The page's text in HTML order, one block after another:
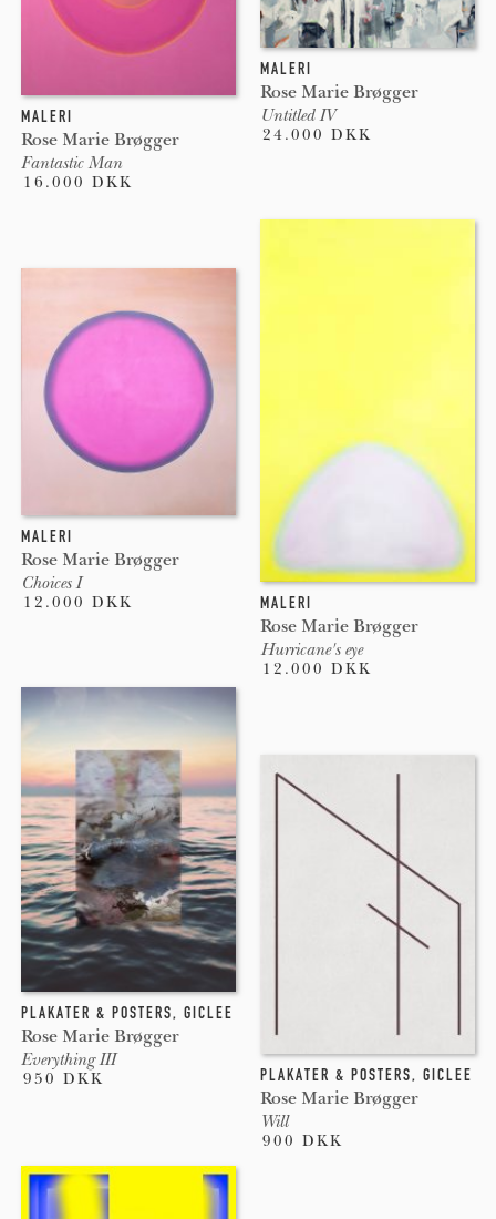
MALERI
Rose Marie Brøgger
Fantastic Man
16.000 DKK
MALERI
Rose Marie Brøgger
Untitled IV
24.000 DKK
MALERI
Rose Marie Brøgger
Hurricane's eye
12.000 DKK
MALERI
Rose Marie Brøgger
Choices I
12.000 DKK
PLAKATER & POSTERS, GICLEE
Rose Marie Brøgger
Everything III
950 DKK PLAKATER & POSTERS, GICLEE
Rose Marie Brøgger
Will
900 DKK